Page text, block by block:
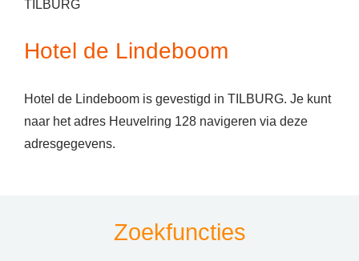
TILBURG
Hotel de Lindeboom
Hotel de Lindeboom is gevestigd in TILBURG. Je kunt
naar het adres Heuvelring 128 navigeren via deze
adresgegevens.
Zoekfuncties